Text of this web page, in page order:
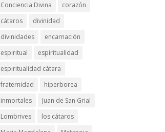
Conciencia Divina
corazón
cátaros
divinidad
divinidades
encarnación
espiritual
espiritualidad
espiritualidad cátara
fraternidad
hiperborea
inmortales
Juan de San Grial
Lombrives
los cátaros